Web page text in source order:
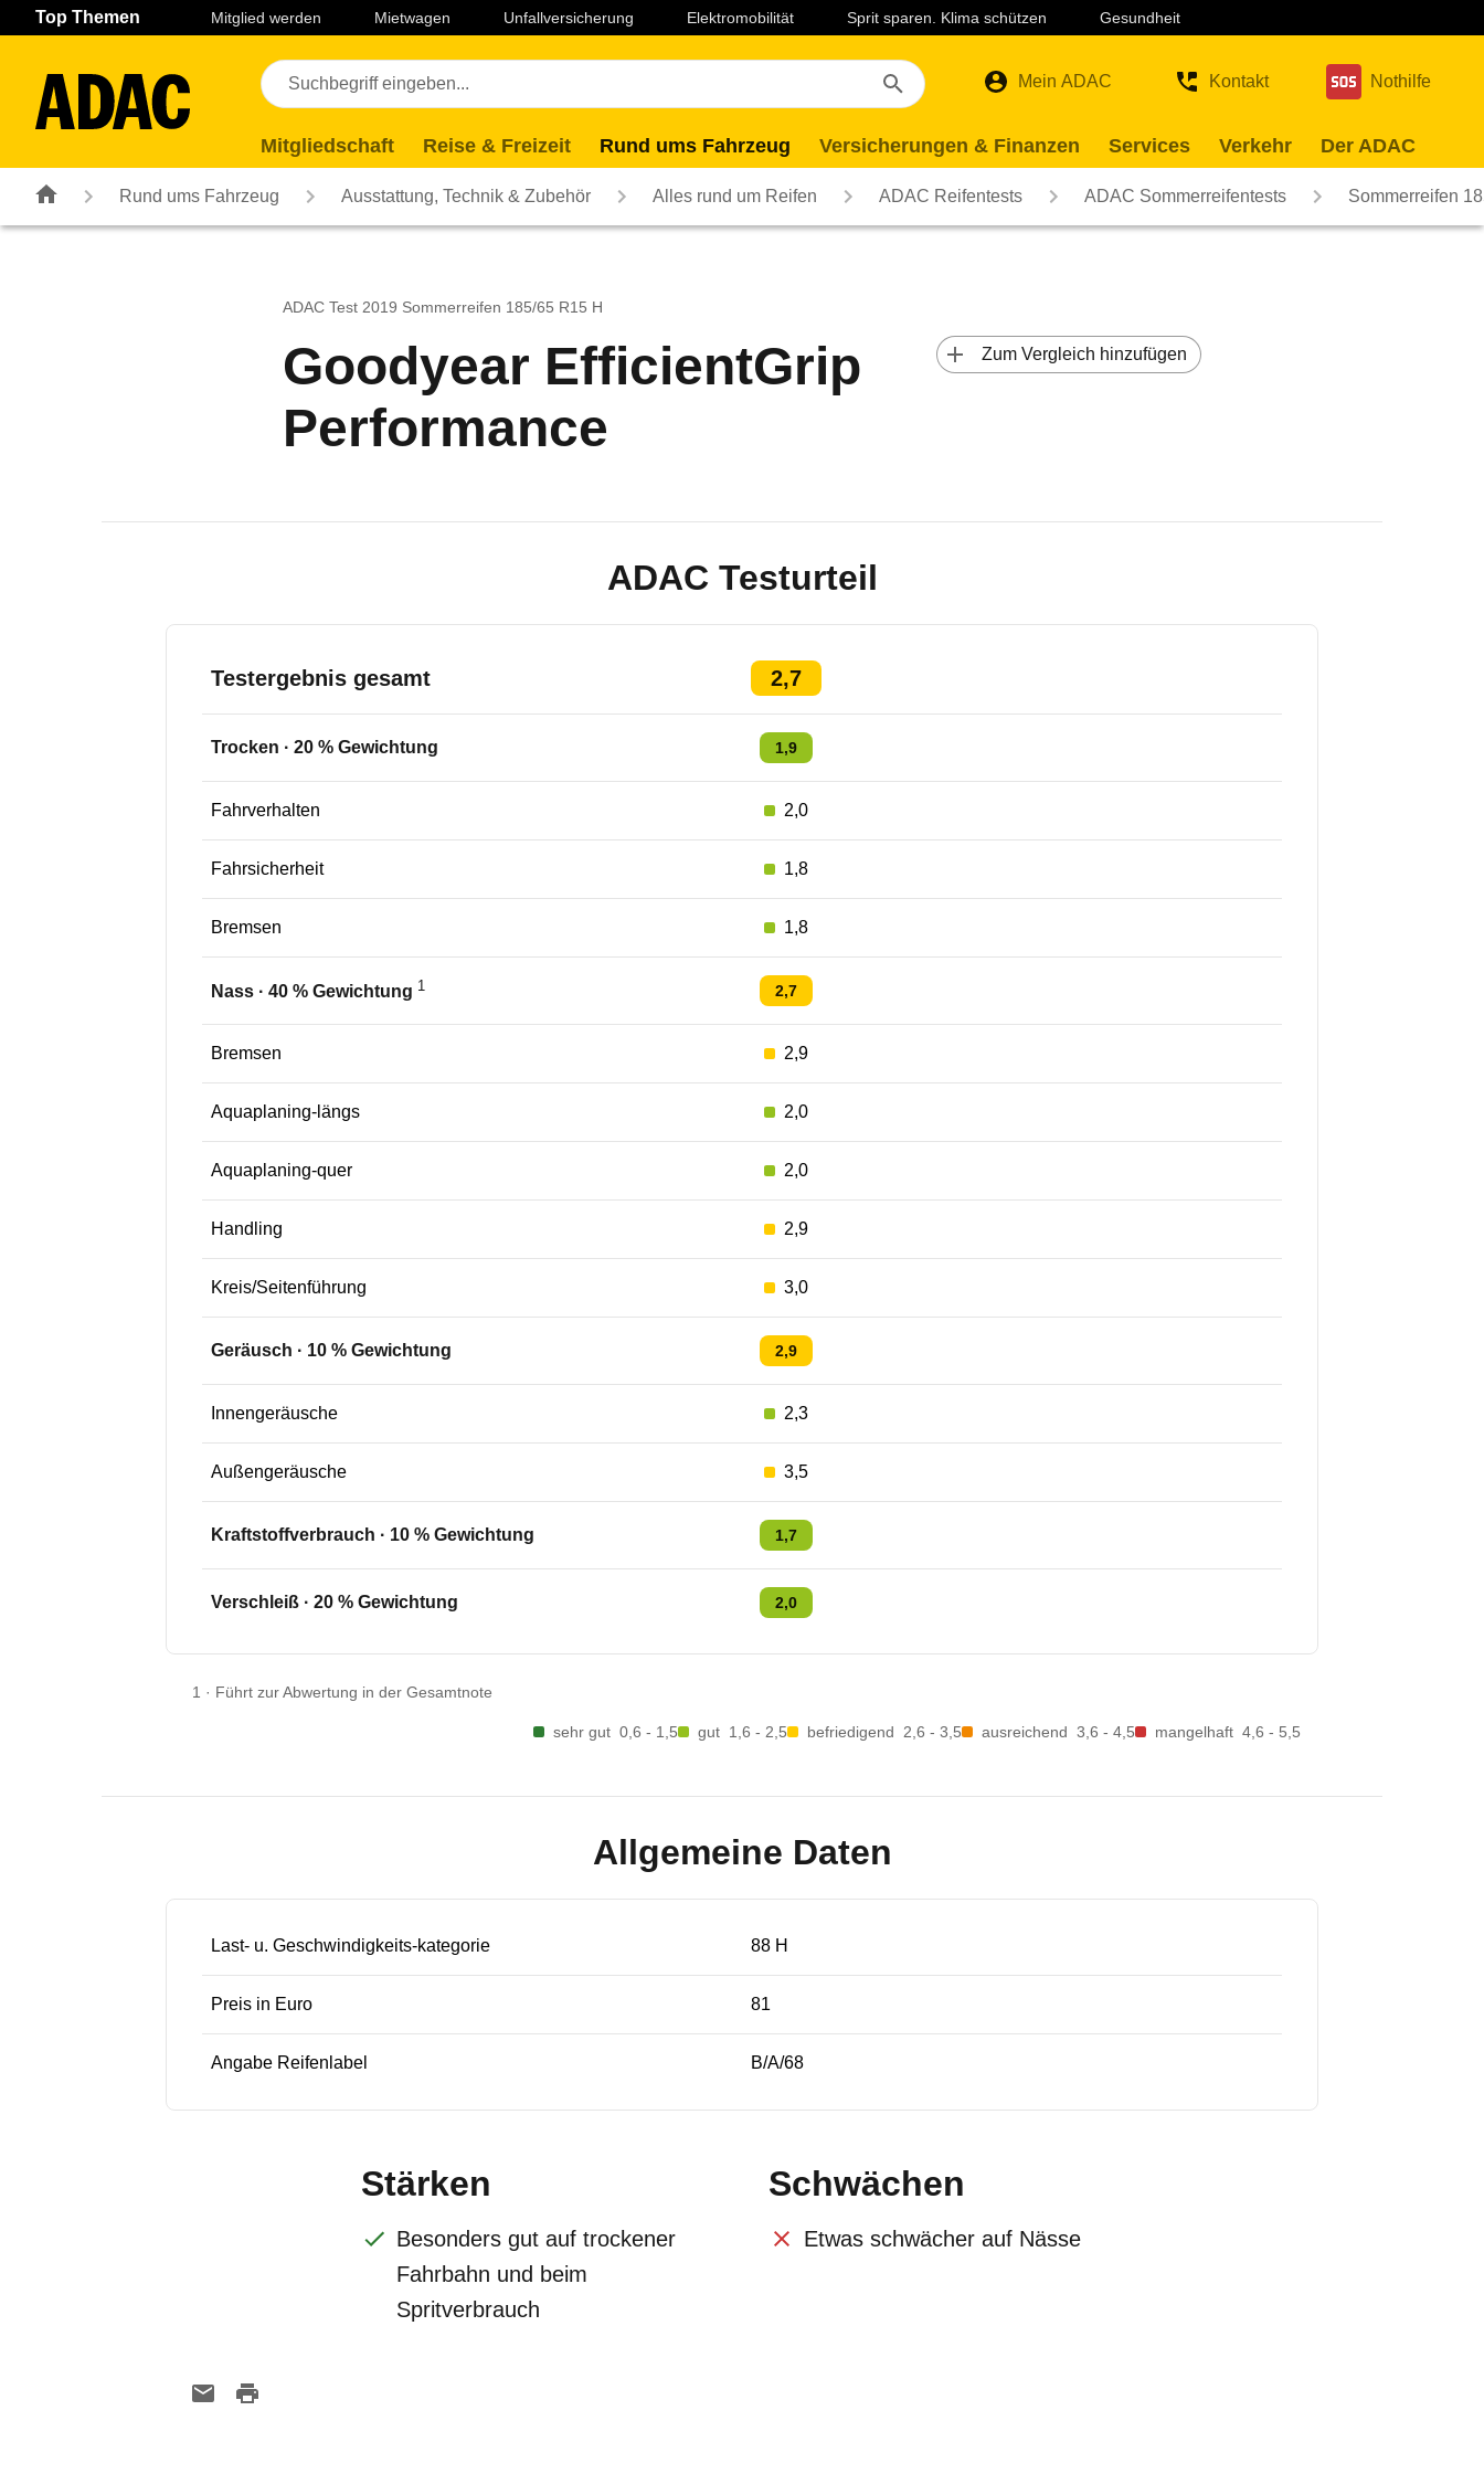
Navigation Seiteninhalt Fußzeile
Top Themen Mitglied werden Mietwagen Unfallversicherung Elektromobilität Sprit sparen. Klima schützen Gesundheit
Mein ADAC Kontakt Nothilfe
Mitgliedschaft Reise & Freizeit Rund ums Fahrzeug Versicherungen & Finanzen Services Verkehr Der ADAC
Rund ums Fahrzeug Ausstattung, Technik & Zubehör Alles rund um Reifen ADAC Reifentests ADAC Sommerreifentests Sommerreifen
ADAC Test 2019 Sommerreifen 185/65 R15 H
Goodyear EfficientGrip
Performance
Zum Vergleich hinzufügen
ADAC Testurteil
Testergebnis gesamt 2,7
Trocken · 20 % Gewichtung 1,9
Fahrverhalten 2,0
Fahrsicherheit 1,8
Bremsen 1,8
Nass · 40 % Gewichtung 1 2,7
Bremsen 2,9
Aquaplaning-längs 2,0
Aquaplaning-quer 2,0
Handling 2,9
Kreis/Seitenführung 3,0
Geräusch · 10 % Gewichtung 2,9
Innengeräusche 2,3
Außengeräusche 3,5
Kraftstoffverbrauch · 10 % Gewichtung 1,7
Verschleiß · 20 % Gewichtung 2,0
1 · Führt zur Abwertung in der Gesamtnote
sehr gut 0,6 - 1,5 gut 1,6 - 2,5 befriedigend 2,6 - 3,5 ausreichend 3,6 - 4,5 mangelhaft 4,6 - 5,5
Allgemeine Daten
Last- u. Geschwindigkeits-kategorie 88 H
Preis in Euro 81
Angabe Reifenlabel B/A/68
Stärken
Besonders gut auf trockener
Fahrbahn und beim
Spritverbrauch
Schwächen
Etwas schwächer auf Nässe